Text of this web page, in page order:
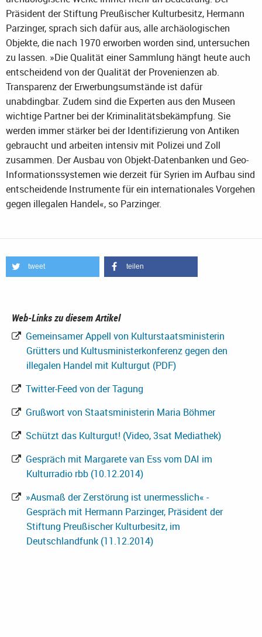
Präsident der Stiftung Preußischer Kulturbesitz, Hermann
Parzinger, sprach sich dafür aus, alle archäologischen
Objekte, die nach 1970 erworben worden sind, untersuchen
zu lassen. »Die Qualität einer Sammlung hängt heute auch
entscheidend von der Qualität der Provenienzen ab.
Transparenz der Erwerbungsumstände ist dafür
unabdingbar. Zudem sind die Experten aus den Museen
wichtige Partner bei der Kriminalitätsbekämpfung. Sie
werden immer stärker bei der Identifizierung von Antiken
gebraucht und arbeiten intensiv mit Polizei und Zoll
zusammen. Der Ausbau von Objekt-Datenbanken und Geo-
Informationssystemen wie derzeit für Syrien im Aufbau sind
entscheidende Instrumente für ein internationales Vorgehen
gegen illegalen Handel«, so Parzinger.
tweet teilen
Web-Links zu diesem Artikel
Gemeinsamer Appell von Kulturstaatsministerin
Grütters und Kultusministerkonferenz gegen den
illegalen Handel mit Kulturgut (PDF)
Twitter-Feed von der Tagung
Grußwort von Staatsministerin Maria Böhmer
Schützt das Kulturgut! (Video, 3sat Mediathek)
Gespräch mit Margarete van Ess vom DAI im
Kulturradio rbb (10.12.2014)
»Ausmaß der Zerstörung ist unermesslich« -
Gespräch mit Hermann Parzinger, Präsident der
Stiftung Preußischer Kulturbesitz, im
Deutschlandfunk (11.12.2014)